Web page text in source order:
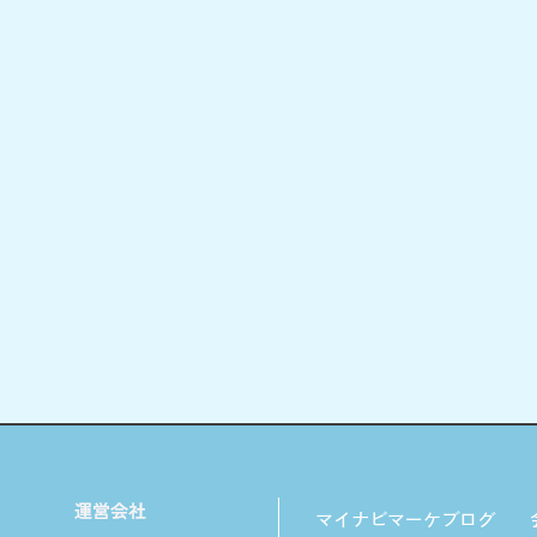
マイナビマーケブログ